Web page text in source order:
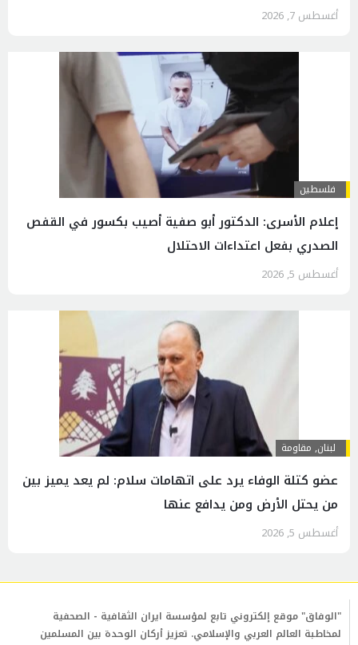
أغسطس 7, 2026
فلسطين
إعلام الأسرى: الدكتور أبو صفية أصيب بكسور في القفص
الصدري بفعل اعتداءات الاحتلال
أغسطس 5, 2026
لبنان, مقاومة
عضو كتلة الوفاء يرد على اتهامات سلام: لم يعد يميز بين
من يحتل الأرض ومن يدافع عنها
أغسطس 5, 2026
"الوفاق" موقع إلكتروني تابع لمؤسسة ايران الثقافية - الصحفية
لمخاطبة العالم العربي والإسلامي. تعزيز أركان الوحدة بين المسلمين